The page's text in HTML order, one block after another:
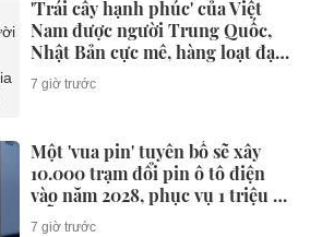
'Trái cây hạnh phúc' của Việt
Nam được người Trung Quốc,
Nhật Bản cực mê, hàng loạt đại
gia chạy đua mở rộng diện tích
7 giờ trước
Một 'vua pin' tuyên bố sẽ xây
10.000 trạm đổi pin ô tô điện
vào năm 2028, phục vụ 1 triệu xe
mỗi ngày chỉ với 3 phút
7 giờ trước